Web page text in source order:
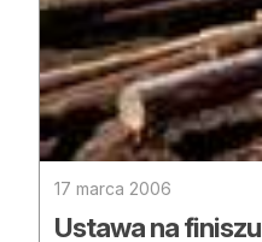
17 marca 2006
Ustawa na finiszu